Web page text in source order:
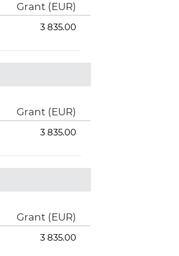
Grant (EUR)
3 835.00
Grant (EUR)
3 835.00
Grant (EUR)
3 835.00